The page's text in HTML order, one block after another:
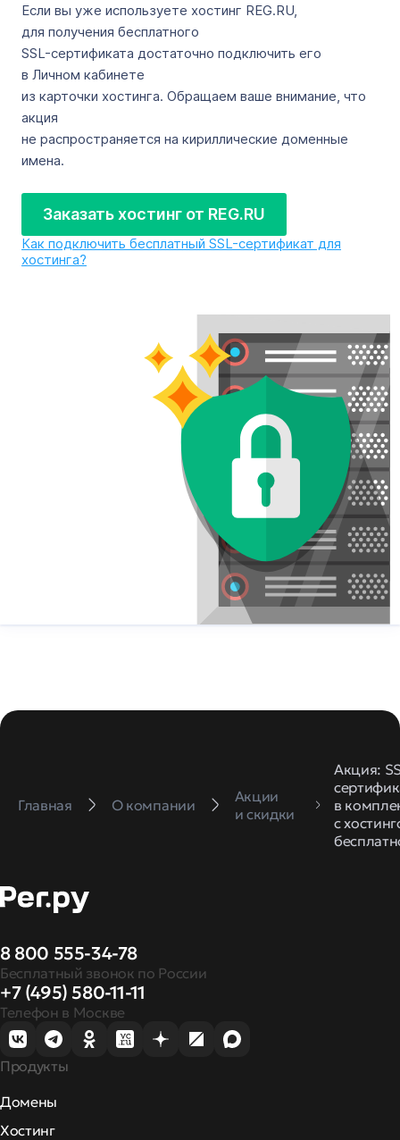
Если вы уже используете хостинг REG.RU,
для получения бесплатного
SSL-сертификата достаточно подключить его
в Личном кабинете
из карточки хостинга. Обращаем ваше внимание, что
акция
не распространяется на кириллические доменные
имена.
Заказать хостинг от REG.RU
Как подключить бесплатный SSL-сертификат для
хостинга?
Главная О компании
Акции
и скидки
Акция:
в
с
8 800 555-34-78
Бесплатный звонок по России
+7 (495) 580-11-11
Телефон в Москве
Продукты
Домены
Хостинг